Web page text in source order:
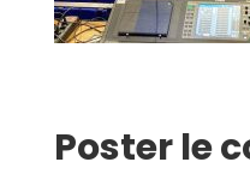
Poster le